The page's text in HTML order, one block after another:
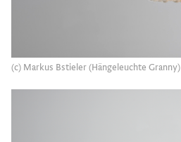
(c) Markus Bstieler (Hängeleuchte Granny)